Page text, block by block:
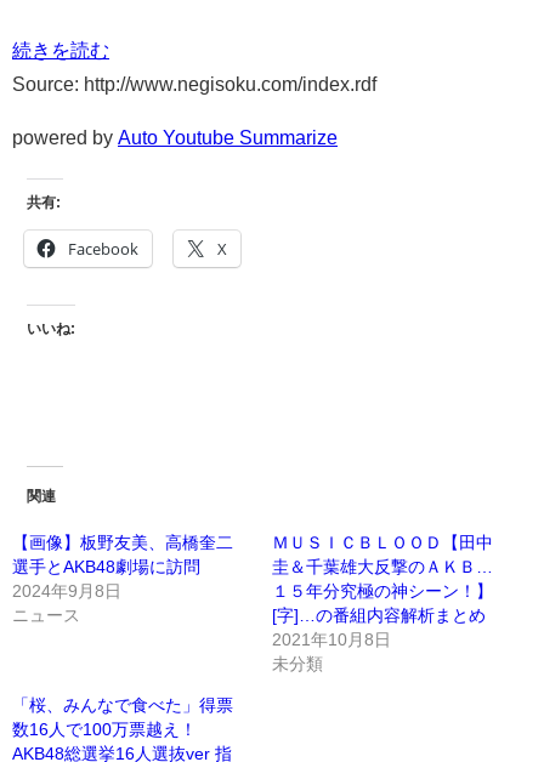
続きを読む
Source: http://www.negisoku.com/index.rdf
powered by Auto Youtube Summarize
共有:
Facebook X
いいね:
関連
【画像】板野友美、高橋奎二
選手とAKB48劇場に訪問
2024年9月8日
ニュース
ＭＵＳＩＣＢＬＯＯＤ【田中
圭＆千葉雄大反撃のＡＫＢ…
１５年分究極の神シーン！】
[字]…の番組内容解析まとめ
2021年10月8日
未分類
「桜、みんなで食べた」得票
数16人で100万票越え！
AKB48総選挙16人選抜ver 指